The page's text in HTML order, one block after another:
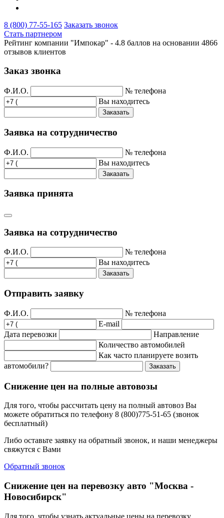
8 (800) 77-55-165 Заказать звонок
Стать партнером
Рейтинг компании "Импокар" - 4.8 баллов на основании 4866
отзывов клиентов
Заказ звонка
Ф.И.О.
№ телефона
Вы находитесь
Заказать
Заявка на сотрудничество
Ф.И.О.
№ телефона
Вы находитесь
Заказать
Заявка принята
Заявка на сотрудничество
Ф.И.О.
№ телефона
Вы находитесь
Заказать
Отправить заявку
Ф.И.О.
№ телефона
E-mail
Дата перевозки
Направление
Количество автомобилей
Как часто планируете возить
автомобили?
Заказать
Снижение цен на полные автовозы
Для того, чтобы рассчитать цену на полный автовоз Вы
можете обратиться по телефону 8 (800)775-51-65 (звонок
бесплатный)
Либо оставьте заявку на обратный звонок, и наши менеджеры
свяжутся с Вами
Обратный звонок
Снижение цен на перевозку авто "Москва -
Новосибирск"
Для того, чтобы узнать актуальные цены на перевозку